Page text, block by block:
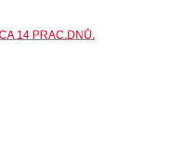
14 PRAC.DNŮ.